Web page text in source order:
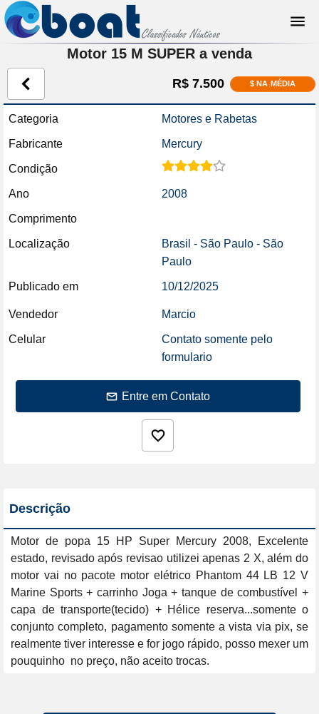
Motor 15 M SUPER a venda
R$ 7.500 $ NA MÉDIA
Categoria Motores e Rabetas
Fabricante Mercury
Condição
Ano 2008
Comprimento
Localização
Brasil - São Paulo - São
Paulo
Publicado em 10/12/2025
Vendedor Marcio
Celular
Contato somente pelo
formulario
Entre em Contato
Descrição
Motor de popa 15 HP Super Mercury 2008, Excelente
estado, revisado após revisao utilizei apenas 2 X, além do
motor vai no pacote motor elétrico Phantom 44 LB 12 V
Marine Sports + carrinho Joga + tanque de combustível +
capa de transporte(tecido) + Hélice reserva...somente o
conjunto completo, pagamento somente a vista via pix, se
realmente tiver interesse e for jogo rápido, posso mexer um
pouquinho  no preço, não aceito trocas.